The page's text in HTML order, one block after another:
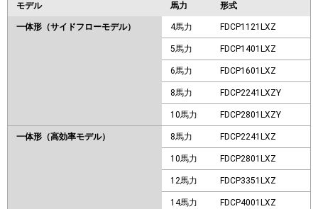
モデル 馬力 形式
一体形（サイドフローモデル） 4馬力 FDCP1121LXZ
5馬力 FDCP1401LXZ
6馬力 FDCP1601LXZ
8馬力 FDCP2241LXZY
10馬力 FDCP2801LXZY
一体形（高効率モデル） 8馬力 FDCP2241LXZ
10馬力 FDCP2801LXZ
12馬力 FDCP3351LXZ
14馬力 FDCP4001LXZ